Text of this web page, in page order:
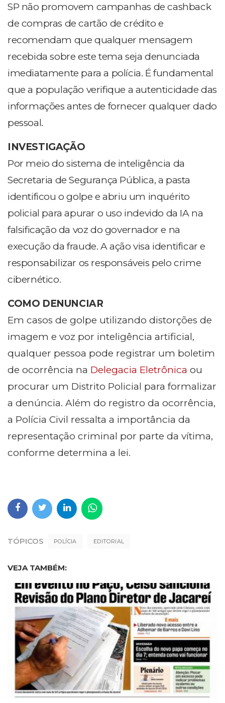
SP não promovem campanhas de cashback
de compras de cartão de crédito e
recomendam que qualquer mensagem
recebida sobre este tema seja denunciada
imediatamente para a polícia. É fundamental
que a população verifique a autenticidade das
informações antes de fornecer qualquer dado
pessoal.
INVESTIGAÇÃO
Por meio do sistema de inteligência da
Secretaria de Segurança Pública, a pasta
identificou o golpe e abriu um inquérito
policial para apurar o uso indevido da IA na
falsificação da voz do governador e na
execução da fraude. A ação visa identificar e
responsabilizar os responsáveis pelo crime
cibernético.
COMO DENUNCIAR
Em casos de golpe utilizando distorções de
imagem e voz por inteligência artificial,
qualquer pessoa pode registrar um boletim
de ocorrência na Delegacia Eletrônica ou
procurar um Distrito Policial para formalizar
a denúncia. Além do registro da ocorrência,
a Polícia Civil ressalta a importância da
representação criminal por parte da vítima,
conforme determina a lei.
TÓPICOS POLÍCIA EDITORIAL
VEJA TAMBÉM: